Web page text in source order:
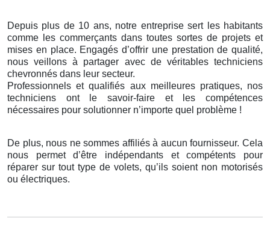
Depuis plus de 10 ans, notre entreprise sert les habitants
comme les commerçants dans toutes sortes de projets et
mises en place. Engagés d’offrir une prestation de qualité,
nous veillons à partager avec de véritables techniciens
chevronnés dans leur secteur.
Professionnels et qualifiés aux meilleures pratiques, nos
techniciens ont le savoir-faire et les compétences
nécessaires pour solutionner n’importe quel problème !
De plus, nous ne sommes affiliés à aucun fournisseur. Cela
nous permet d’être indépendants et compétents pour
réparer sur tout type de volets, qu’ils soient non motorisés
ou électriques.